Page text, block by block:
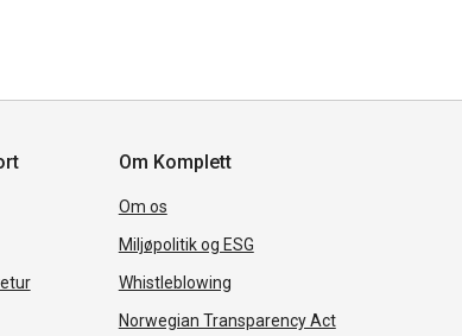
Om Komplett
Om os
Miljøpolitik og ESG
Whistleblowing
Norwegian Transparency Act